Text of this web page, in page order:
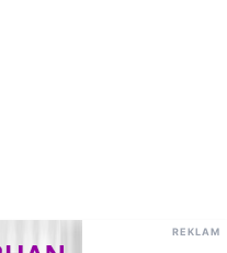
REKLAM